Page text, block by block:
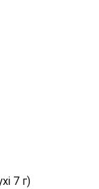
7 г)